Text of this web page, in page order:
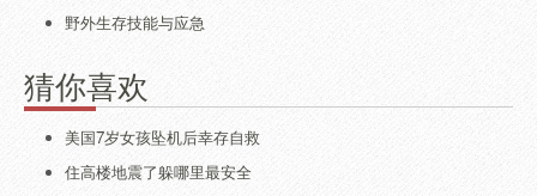
野外生存技能与应急
猜你喜欢
美国7岁女孩坠机后幸存自救
住高楼地震了躲哪里最安全